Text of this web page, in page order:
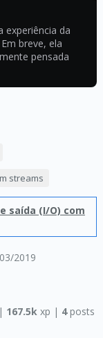
experiência da
breve, ela
pensada
2019
streams
saída (I/O) com
| 167.5k xp | 4posts